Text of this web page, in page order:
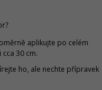
aplikujte po celém
30 cm.
ho, ale nechte přípravek